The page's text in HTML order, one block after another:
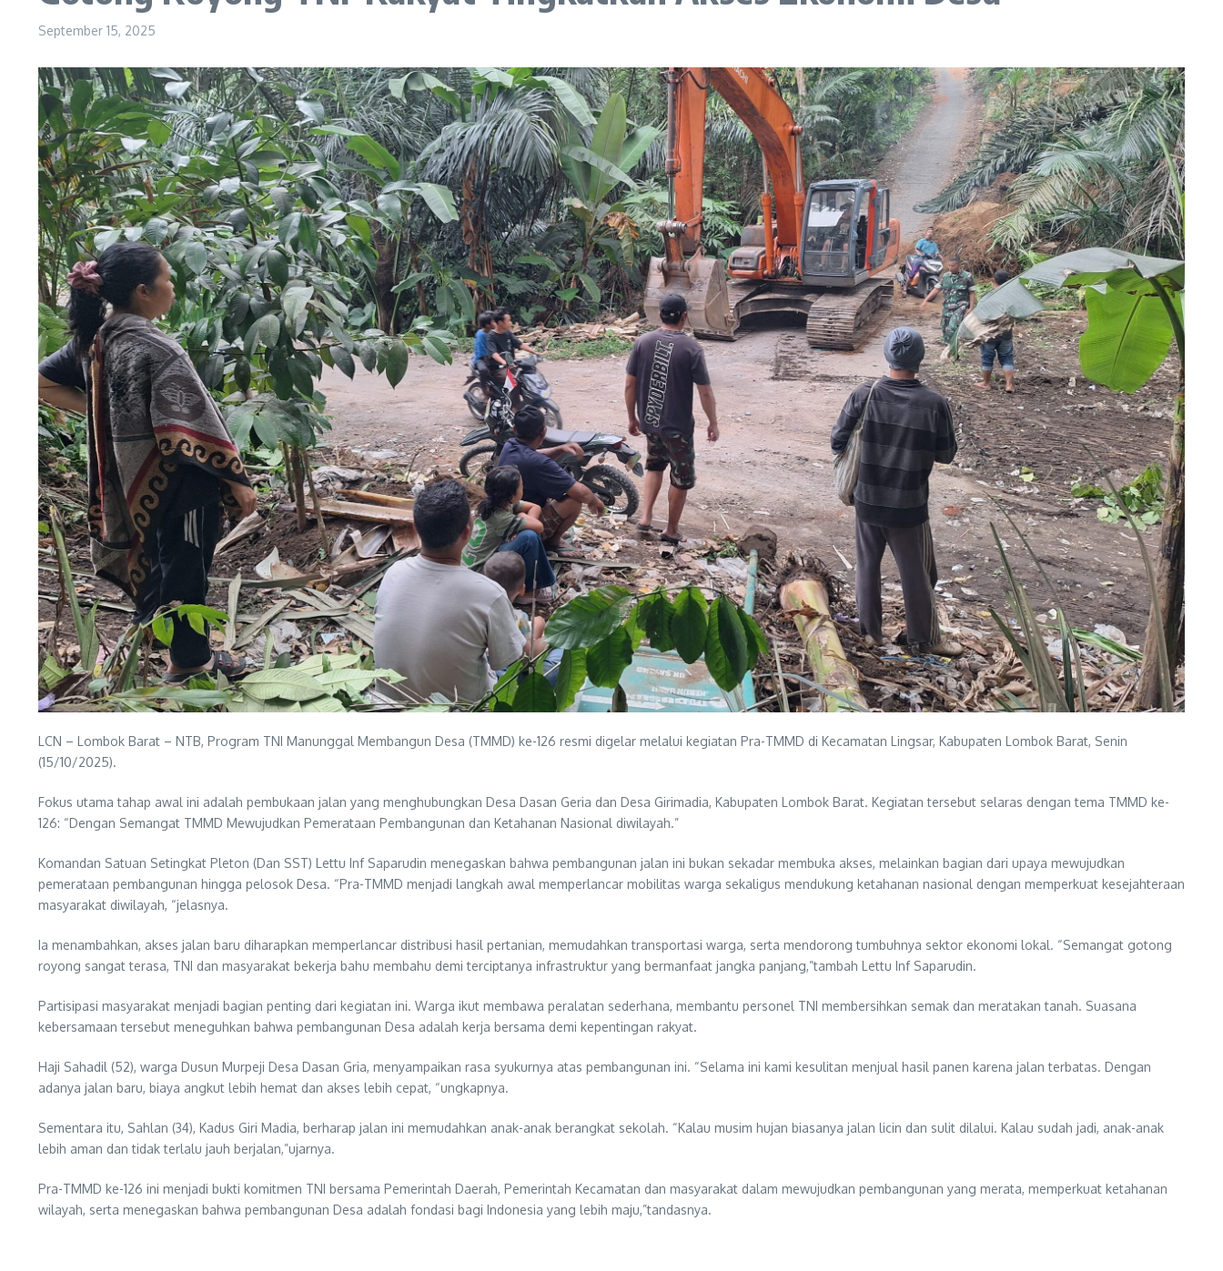
September 15, 2025
LCN – Lombok Barat – NTB, Program TNI Manunggal Membangun Desa (TMMD) ke-126 resmi digelar melalui kegiatan Pra-TMMD di Kecamatan Lingsar, Kabupaten Lombok Barat, Senin
(15/10/2025).
Fokus utama tahap awal ini adalah pembukaan jalan yang menghubungkan Desa Dasan Geria dan Desa Girimadia, Kabupaten Lombok Barat. Kegiatan tersebut selaras dengan tema TMMD ke-
126: “Dengan Semangat TMMD Mewujudkan Pemerataan Pembangunan dan Ketahanan Nasional diwilayah.”
Komandan Satuan Setingkat Pleton (Dan SST) Lettu Inf Saparudin menegaskan bahwa pembangunan jalan ini bukan sekadar membuka akses, melainkan bagian dari upaya mewujudkan
pemerataan pembangunan hingga pelosok Desa. “Pra-TMMD menjadi langkah awal memperlancar mobilitas warga sekaligus mendukung ketahanan nasional dengan memperkuat kesejahteraan
masyarakat diwilayah, “jelasnya.
Ia menambahkan, akses jalan baru diharapkan memperlancar distribusi hasil pertanian, memudahkan transportasi warga, serta mendorong tumbuhnya sektor ekonomi lokal. “Semangat gotong
royong sangat terasa, TNI dan masyarakat bekerja bahu membahu demi terciptanya infrastruktur yang bermanfaat jangka panjang,”tambah Lettu Inf Saparudin.
Partisipasi masyarakat menjadi bagian penting dari kegiatan ini. Warga ikut membawa peralatan sederhana, membantu personel TNI membersihkan semak dan meratakan tanah. Suasana
kebersamaan tersebut meneguhkan bahwa pembangunan Desa adalah kerja bersama demi kepentingan rakyat.
Haji Sahadil (52), warga Dusun Murpeji Desa Dasan Gria, menyampaikan rasa syukurnya atas pembangunan ini. “Selama ini kami kesulitan menjual hasil panen karena jalan terbatas. Dengan
adanya jalan baru, biaya angkut lebih hemat dan akses lebih cepat, “ungkapnya.
Sementara itu, Sahlan (34), Kadus Giri Madia, berharap jalan ini memudahkan anak-anak berangkat sekolah. “Kalau musim hujan biasanya jalan licin dan sulit dilalui. Kalau sudah jadi, anak-anak
lebih aman dan tidak terlalu jauh berjalan,”ujarnya.
Pra-TMMD ke-126 ini menjadi bukti komitmen TNI bersama Pemerintah Daerah, Pemerintah Kecamatan dan masyarakat dalam mewujudkan pembangunan yang merata, memperkuat ketahanan
wilayah, serta menegaskan bahwa pembangunan Desa adalah fondasi bagi Indonesia yang lebih maju,”tandasnya.